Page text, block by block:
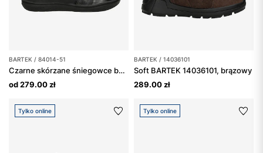
BARTEK / 84014-51
Czarne skórzane śniegowce barefoot ocieplane naturalną wełną BARTEK 84014-51
od 279.00 zł
BARTEK / 14036101
Soft BARTEK 14036101, brązowy
289.00 zł
Tylko online Tylko online